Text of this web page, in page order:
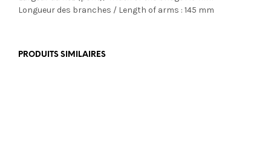
Longueur des branches / Length of arms : 145 mm
PRODUITS SIMILAIRES